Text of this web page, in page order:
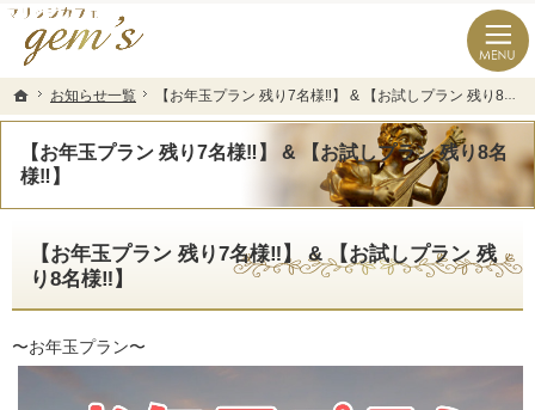
ホーム
お知らせ一覧 【お年玉プラン 残り7名様‼️】 & 【お試しプラン 残り8名様‼️】
【お年玉プラン 残り7名様‼️】 & 【お試しプラン 残り8名
様‼️】
長崎県の婚活なら結婚相談所のマリッジカフェgem’ｓ（ジェムズ）
長崎県長崎市の結婚相談所マリッジカフェgem's(ジェムズ)
【お年玉プラン 残り7名様‼️】 & 【お試しプラン 残
り8名様‼️】
〜お年玉プラン〜
ホーム
お知らせ一覧 【お年玉プラン 残り7名様‼️】 & 【お試しプラン 残り8名様‼️】